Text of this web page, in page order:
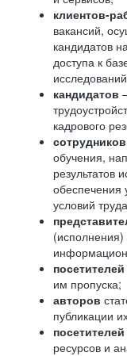
клиентов-
вакансий,
кандидатов
доступа к
кандидатов
кадрового
сотрудников
обучения,
результатов
обеспечения
условий
им пропуска;
авторов
публикации
посетителей
ресурсов и